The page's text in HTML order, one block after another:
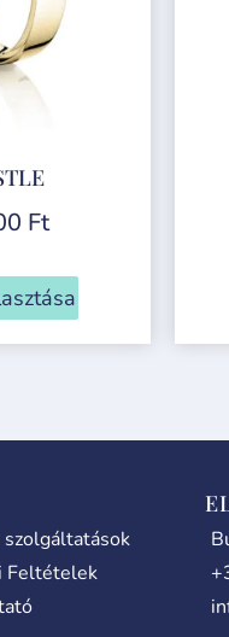
Ft
szolgáltatások
Feltételek